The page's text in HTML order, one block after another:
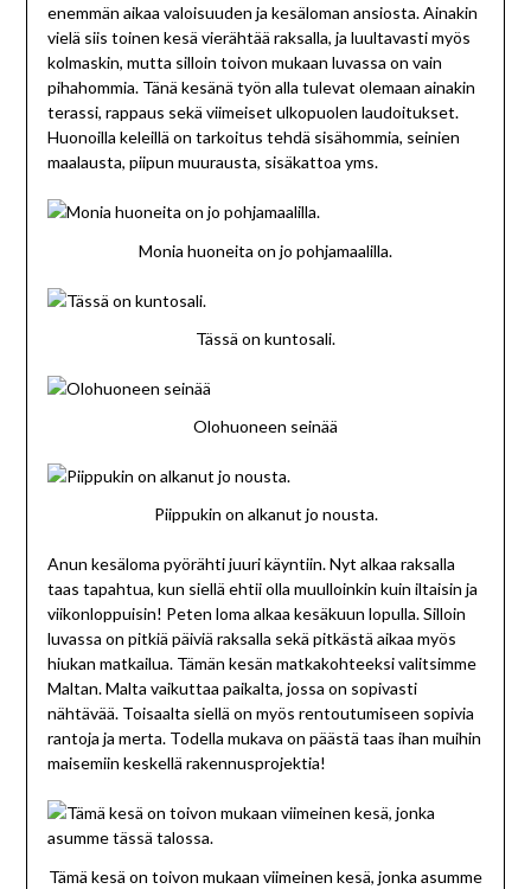
enemmän aikaa valoisuuden ja kesäloman ansiosta. Ainakin
vielä siis toinen kesä vierähtää raksalla, ja luultavasti myös
kolmaskin, mutta silloin toivon mukaan luvassa on vain
pihahommia. Tänä kesänä työn alla tulevat olemaan ainakin
terassi, rappaus sekä viimeiset ulkopuolen laudoitukset.
Huonoilla keleillä on tarkoitus tehdä sisähommia, seinien
maalausta, piipun muurausta, sisäkattoa yms.
Monia huoneita on jo pohjamaalilla.
Tässä on kuntosali.
Olohuoneen seinää
Piippukin on alkanut jo nousta.
Anun kesäloma pyörähti juuri käyntiin. Nyt alkaa raksalla
taas tapahtua, kun siellä ehtii olla muulloinkin kuin iltaisin ja
viikonloppuisin! Peten loma alkaa kesäkuun lopulla. Silloin
luvassa on pitkiä päiviä raksalla sekä pitkästä aikaa myös
hiukan matkailua. Tämän kesän matkakohteeksi valitsimme
Maltan. Malta vaikuttaa paikalta, jossa on sopivasti
nähtävää. Toisaalta siellä on myös rentoutumiseen sopivia
rantoja ja merta. Todella mukava on päästä taas ihan muihin
maisemiin keskellä rakennusprojektia!
Tämä kesä on toivon mukaan viimeinen kesä, jonka asumme